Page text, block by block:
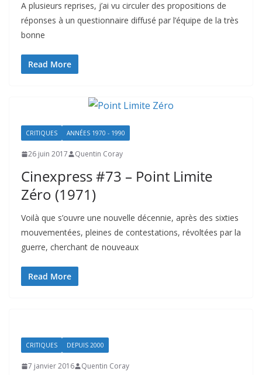
A plusieurs reprises, j’ai vu circuler des propositions de
réponses à un questionnaire diffusé par l’équipe de la très
bonne
Read More
CRITIQUES ANNÉES 1970 - 1990
26 juin 2017 Quentin Coray
Cinexpress #73 – Point Limite
Zéro (1971)
Voilà que s’ouvre une nouvelle décennie, après des sixties
mouvementées, pleines de contestations, révoltées par la
guerre, cherchant de nouveaux
Read More
CRITIQUES DEPUIS 2000
7 janvier 2016 Quentin Coray